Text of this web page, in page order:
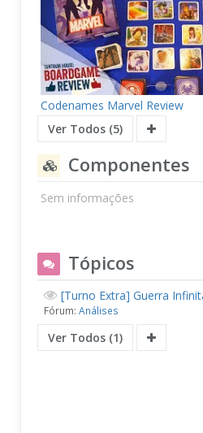
Codenames Marvel Review
Ver Todos (5)
Componentes
Sem informações
Tópicos
[Turno Extra] Guerra
Fórum: Análises
Ver Todos (1)